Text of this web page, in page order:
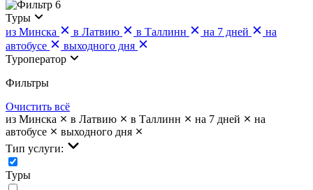
6
Туры
из Минска
в Латвию в Таллинн на 7 дней
на
автобусе
выходного дня
Туроператор
Фильтры
Очистить всё
из Минска
в Латвию в Таллинн на 7 дней
на
автобусе
выходного дня
Тип услуги:
Туры